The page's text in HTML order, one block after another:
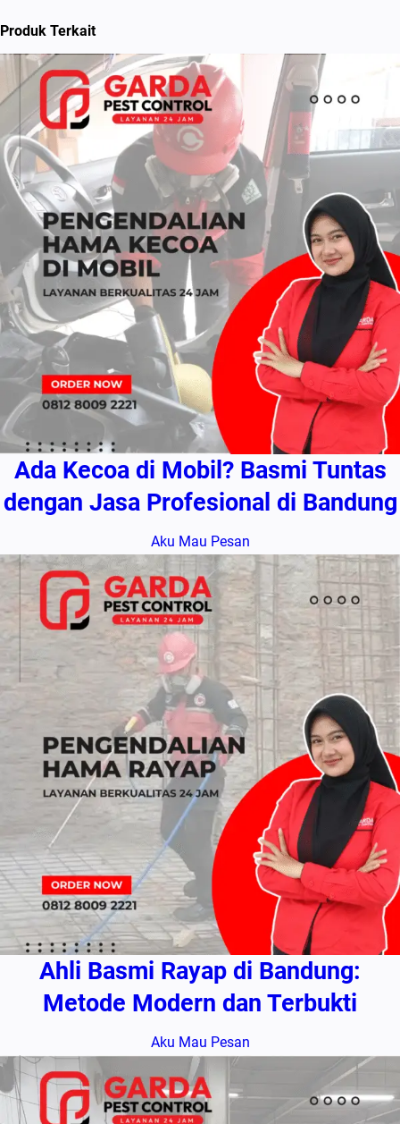
Produk Terkait
Ada Kecoa di Mobil? Basmi Tuntas
dengan Jasa Profesional di Bandung
Aku Mau Pesan
Ahli Basmi Rayap di Bandung:
Metode Modern dan Terbukti
Aku Mau Pesan